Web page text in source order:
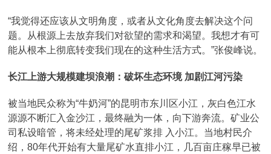
“我觉得还应该从文明角度，或者从文化角度去解决这个问
题。从根源上去放弃我们对欲望的需求和渴望。我想才有可
能从根本上彻底转变我们现在的这种生活方式。”张俊峰说。
长江上游大规模建坝浪潮：破坏生态环境 加剧江河污染
被当地民众称为“牛奶河”的昆明市东川区小江，灰白色江水
源源不断汇入金沙江，最终融为一体，向下游奔流。矿业公
司私设暗管，将未经处理的尾矿浆排 入小江。当地村民介
绍，80年代开始有大量尾矿水直排小江，几百亩庄稼早已被